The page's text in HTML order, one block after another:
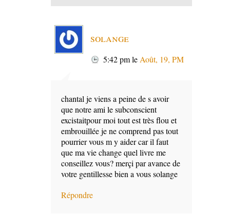
solange
5:42 pmleAoût, 19, PM
chantal je viens a peine de s avoir
que notre ami le subconscient
excistaitpour moi tout est très flou et
embrouillée je ne comprend pas tout
pourrier vous m y aider car il faut
que ma vie change quel livre me
conseillez vous? merçi par avance de
votre gentillesse bien a vous solange
Répondre